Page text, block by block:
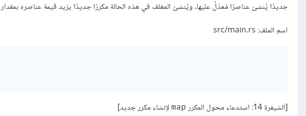
جديدًا يُنشئ عناصرًا مُعدّلٌ عليها، ويُنشئ المغلف في هذه الحالة مكررًا جديدًا يزيد قيمة عناصره بمقدار 1 لكل عنصر في الشعاع:
اسم الملف: src/main.rs
[الشيفرة 14: استدعاء محول المكرر map لإنشاء مكرر جديد]